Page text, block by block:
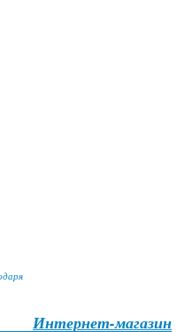
Интернет-магазин